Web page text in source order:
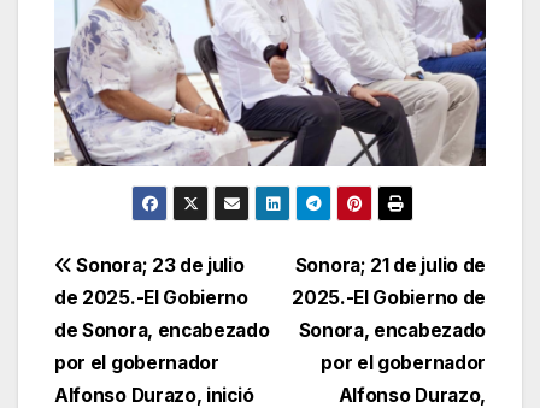
Navegación
de
entradas
Sonora; 21 de julio de
2025.-El Gobierno de
Sonora, encabezado
por el gobernador
Alfonso Durazo,
Sonora; 23 de julio
de 2025.-El Gobierno
de Sonora, encabezado
por el gobernador
Alfonso Durazo, inició